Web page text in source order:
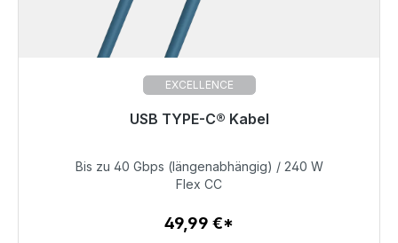
EXCELLENCE
USB TYPE-C® Kabel
Prêt à être expédié, délai de livraison 48h*
49,99 €
Détails
Bis zu 40 Gbps (längenabhängig) / 240 W
Flex CC
49,99 €*